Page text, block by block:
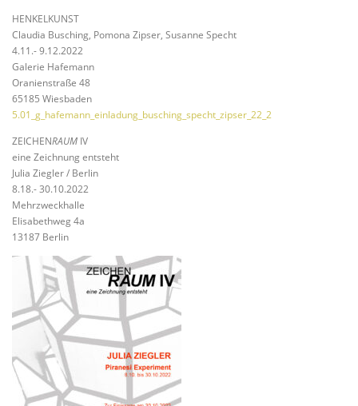
HENKELKUNST
Claudia Busching, Pomona Zipser, Susanne Specht
4.11.- 9.12.2022
Galerie Hafemann
Oranienstraße 48
65185 Wiesbaden
5.01_g_hafemann_einladung_busching_specht_zipser_22_2
ZEICHENRAUM IV
eine Zeichnung entsteht
Julia Ziegler / Berlin
8.18.- 30.10.2022
Mehrzweckhalle
Elisabethweg 4a
13187 Berlin